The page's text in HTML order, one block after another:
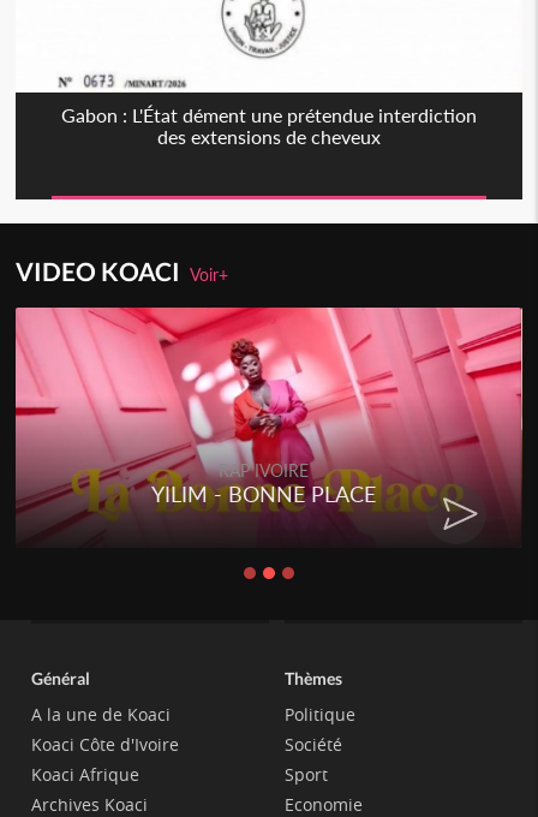
Gabon : L'État dément une prétendue interdiction
des extensions de cheveux
VIDEO KOACIVoir+
RAP IVOIRE
YILIM - BONNE PLACE
Général
A la une de Koaci
Koaci Côte d'Ivoire
Koaci Afrique
Archives Koaci
Thèmes
Politique
Société
Sport
Economie